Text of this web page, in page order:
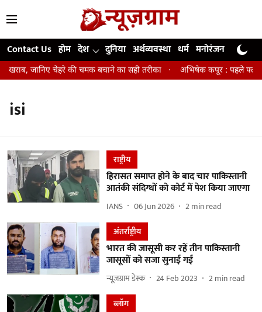
Contact Us होम देश दुनिया अर्थव्यवस्था धर्म मनोरंजन खेल
जानिए चेहरे की चमक बचाने का सही तरीका अभिषेक कपूर : पहले फ्लॉप
isi
राष्ट्रीय
हिरासत समाप्त होने के बाद चार पाकिस्तानी
आतंकी संदिग्धों को कोर्ट में पेश किया जाएगा
IANS 06 Jun 2026 2min read
अंतर्राष्ट्रीय
भारत की जासूसी कर रहें तीन पाकिस्तानी
जासूसों को सजा सुनाई गईं
न्यूज़ग्राम डेस्क 24 Feb 2023 2min read
ब्लॉग